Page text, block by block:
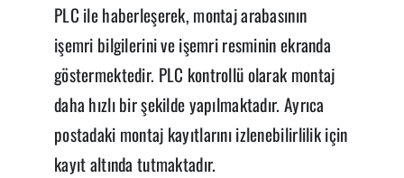
PLC ile haberleşerek, montaj arabasının
işemri bilgilerini ve işemri resminin ekranda
göstermektedir. PLC kontrollü olarak montaj
daha hızlı bir şekilde yapılmaktadır. Ayrıca
postadaki montaj kayıtlarını izlenebilirlilik için
kayıt altında tutmaktadır.